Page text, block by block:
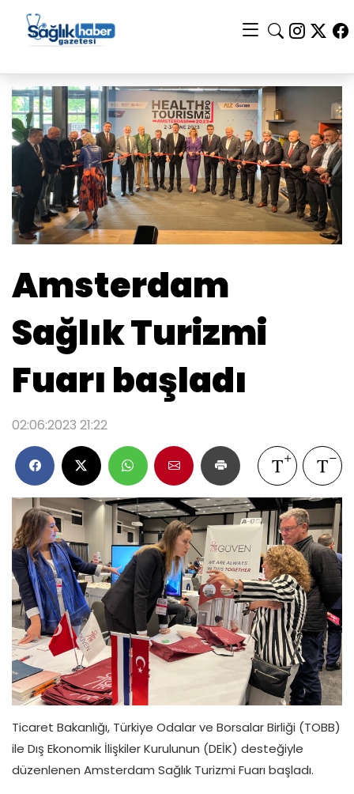
Amsterdam
Sağlık Turizmi
Fuarı başladı
02:06:2023 21:22
Ticaret Bakanlığı, Türkiye Odalar ve Borsalar Birliği (TOBB)
ile Dış Ekonomik İlişkiler Kurulunun (DEİK) desteğiyle
düzenlenen Amsterdam Sağlık Turizmi Fuarı başladı.